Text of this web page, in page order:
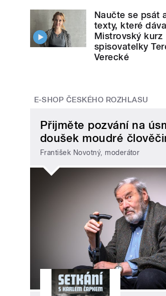
Naučte se psát
texty, které
Mistrovský kurz
spisovatelky
Verecké
E-SHOP ČESKÉHO ROZHLASU
Přijměte pozvání na
doušek moudré
František Novotný, moderátor